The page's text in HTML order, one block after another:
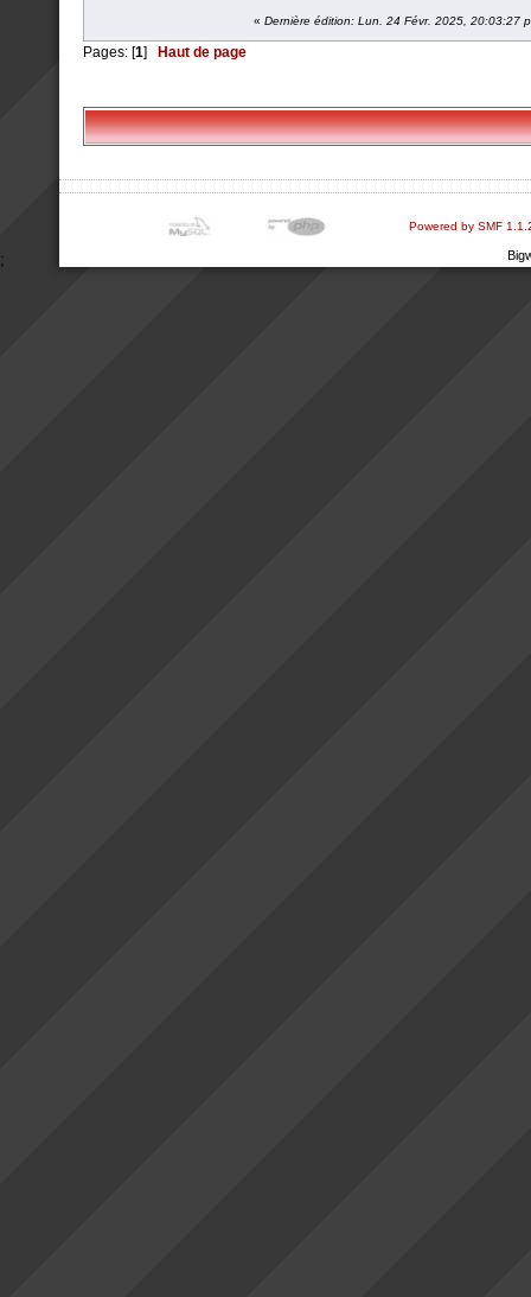
« Dernière édition: Lun. 24 Févr. 2025, 20:03:27
Pages: [1] Haut de page
Powered by SMF
;